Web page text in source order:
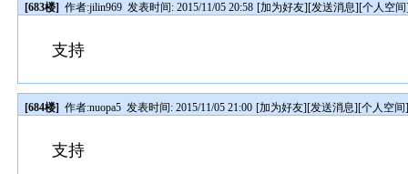
[683楼] 作者:jilin969 发表时间: 2015/11/05 20:58 [加为好友][发送消息][个人空间
支持
[684楼] 作者:nuopa5 发表时间: 2015/11/05 21:00 [加为好友][发送消息][个人空间
支持